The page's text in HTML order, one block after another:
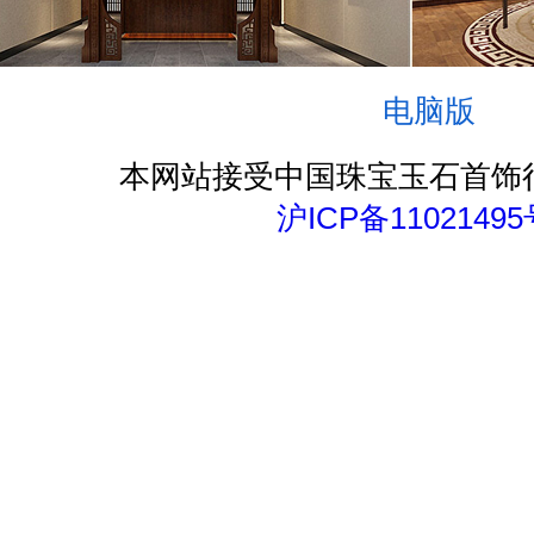
电脑版
本网站接受中国珠宝玉石首饰
沪ICP备11021495